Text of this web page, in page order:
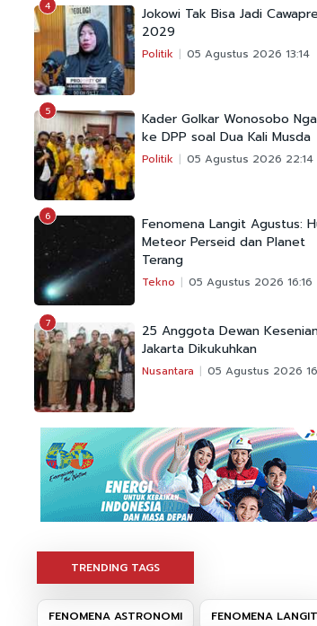
4
Jokowi Tak Bisa Jadi
2029
Politik 05 Agustus 2026 13:14
5
Kader Golkar Wonosobo
ke DPP soal Dua Kali Musda
Politik 05 Agustus 2026 22:14
6
Fenomena Langit Agustus:
Meteor Perseid dan Planet
Terang
Tekno 05 Agustus 2026 16:16
7
25 Anggota Dewan
Jakarta Dikukuhkan
Nusantara 05 Agustus 2026
TRENDING TAGS
FENOMENA ASTRONOMI FENOMENA LANGIT